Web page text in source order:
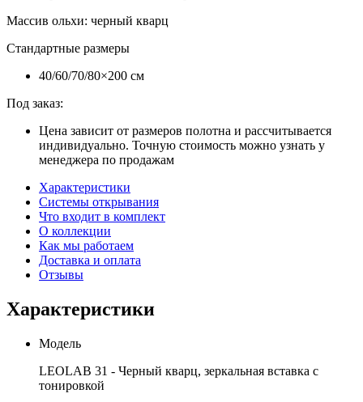
Массив ольхи: черный кварц
Стандартные размеры
40/60/70/80×200 см
Под заказ:
Цена зависит от размеров полотна и рассчитывается
индивидуально. Точную стоимость можно узнать у
менеджера по продажам
Характеристики
Системы открывания
Что входит в комплект
О коллекции
Как мы работаем
Доставка и оплата
Отзывы
Характеристики
Модель
LEOLAB 31 - Черный кварц, зеркальная вставка с
тонировкой